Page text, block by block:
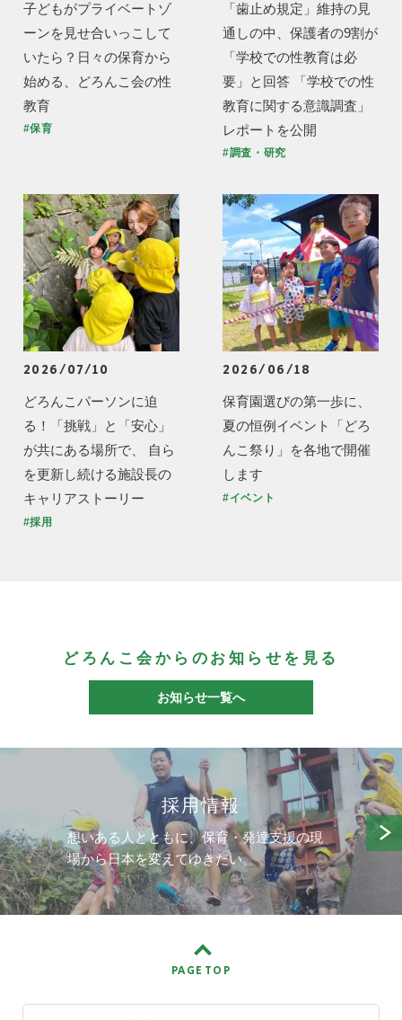
子どもがプライベートゾ
ーンを見せ合いっこして
いたら？日々の保育から
始める、どろんこ会の性
教育
#保育
「歯止め規定」維持の見
通しの中、保護者の9割が
「学校での性教育は必
要」と回答 「学校での性
教育に関する意識調査」
レポートを公開
#調査・研究
2026/07/10
どろんこパーソンに迫
る！「挑戦」と「安心」
が共にある場所で、 自ら
を更新し続ける施設長の
キャリアストーリー
#採用
2026/06/18
保育園選びの第一歩に、
夏の恒例イベント「どろ
んこ祭り」を各地で開催
します
#イベント
どろんこ会からのお知らせを見る
お知らせ一覧へ
採用情報
想いある人とともに、保育・発達支援の現
場から日本を変えてゆきたい。
PAGE TOP